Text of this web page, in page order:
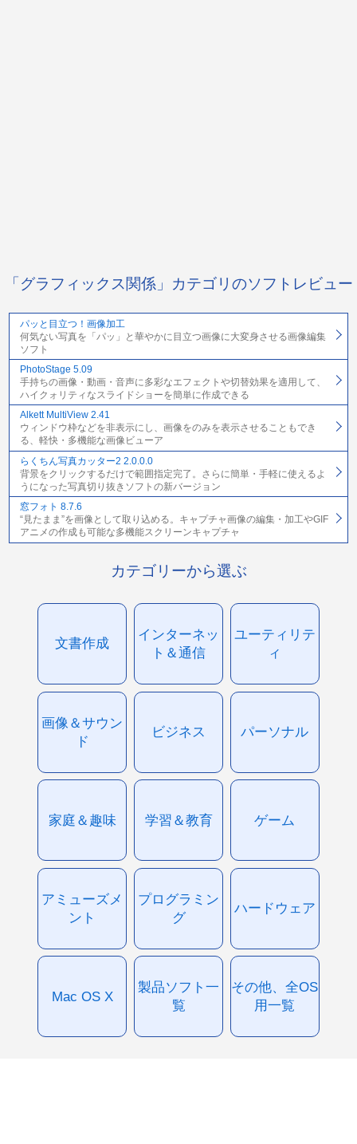
「グラフィックス関係」カテゴリのソフトレビュー
パッと目立つ！画像加工
何気ない写真を「パッ」と華やかに目立つ画像に大変身させる画像編集
ソフト
PhotoStage 5.09
手持ちの画像・動画・音声に多彩なエフェクトや切替効果を適用して、
ハイクォリティなスライドショーを簡単に作成できる
Alkett MultiView 2.41
ウィンドウ枠などを非表示にし、画像をのみを表示させることもでき
る、軽快・多機能な画像ビューア
らくちん写真カッター2 2.0.0.0
背景をクリックするだけで範囲指定完了。さらに簡単・手軽に使えるよ
うになった写真切り抜きソフトの新バージョン
窓フォト 8.7.6
“見たまま”を画像として取り込める。キャプチャ画像の編集・加工やGIF
アニメの作成も可能な多機能スクリーンキャプチャ
カテゴリーから選ぶ
文書作成
インターネッ
ト＆通信
ユーティリテ
ィ
画像＆サウン
ド
ビジネス パーソナル
家庭＆趣味 学習＆教育 ゲーム
アミューズメ
ント
プログラミン
グ
ハードウェア
Mac OS X
製品ソフト一
覧
その他、全OS
用一覧